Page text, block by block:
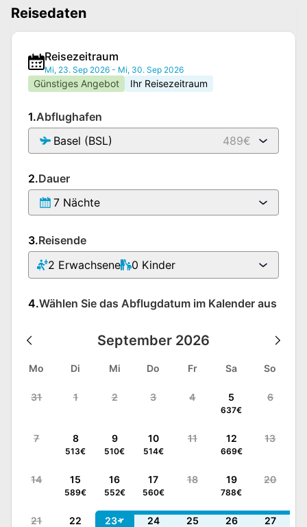
Reisedaten
Reisezeitraum
Mi, 23. Sep 2026 - Mi, 30. Sep 2026
Günstiges Angebot Ihr Reisezeitraum
1.Abflughafen
Basel (BSL)
489€
2.Dauer
7 Nächte
3.Reisende
2 Erwachsene 0 Kinder
4.Wählen Sie das Abflugdatum im Kalender aus
September 2026
Mo Di Mi Do Fr Sa So
31 1 2 3 4 5
637€
6
7 8
513€
9
510€
10
514€
11 12
669€
13
14 15
589€
16
552€
17
560€
18 19
788€
20
21 22 23 24 25 26 27